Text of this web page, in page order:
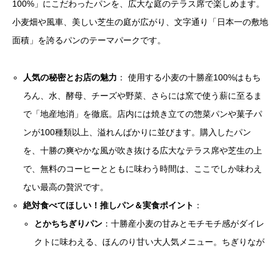
100%」にこだわったパンを、広大な庭のテラス席で楽しめます。
小麦畑や風車、美しい芝生の庭が広がり、文字通り「日本一の敷地
面積」を誇るパンのテーマパークです。
人気の秘密とお店の魅力 ： 使用する小麦の十勝産100%はもち
ろん、水、酵母、チーズや野菜、さらには窯で使う薪に至るま
で「地産地消」を徹底。店内には焼き立ての惣菜パンや菓子パ
ンが100種類以上、溢れんばかりに並びます。購入したパン
を、十勝の爽やかな風が吹き抜ける広大なテラス席や芝生の上
で、無料のコーヒーとともに味わう時間は、ここでしか味わえ
ない最高の贅沢です。
絶対食べてほしい！推しパン＆実食ポイント ：
とかちちぎりパン ：十勝産小麦の甘みとモチモチ感がダイレ
クトに味わえる、ほんのり甘い大人気メニュー。ちぎりなが